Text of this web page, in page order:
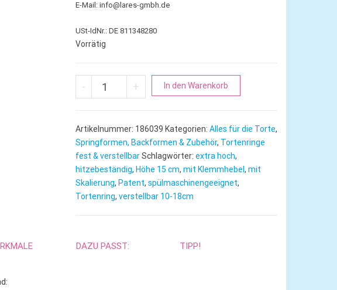
E-Mail: info@lares-gmbh.de
USt-IdNr.: DE 811348280
Vorrätig
- Tortenring mit Klemmhebel | Höhe 15 cm mit Skalierung Ø10-
+ In den Warenkorb
e
r
a
Artikelnummer: 186039 Kategorien: Alles für die Torte,
Springformen, Backformen & Zubehör, Tortenringe
fest & verstellbarSchlagwörter: extra hoch,
hitzebeständig, Höhe 15 cm, mit Klemmhebel , mit
Skalierung, Patent, spülmaschinengeeignet,
Tortenring, verstellbar 10-18cm
DAZU PASST: TIPP!